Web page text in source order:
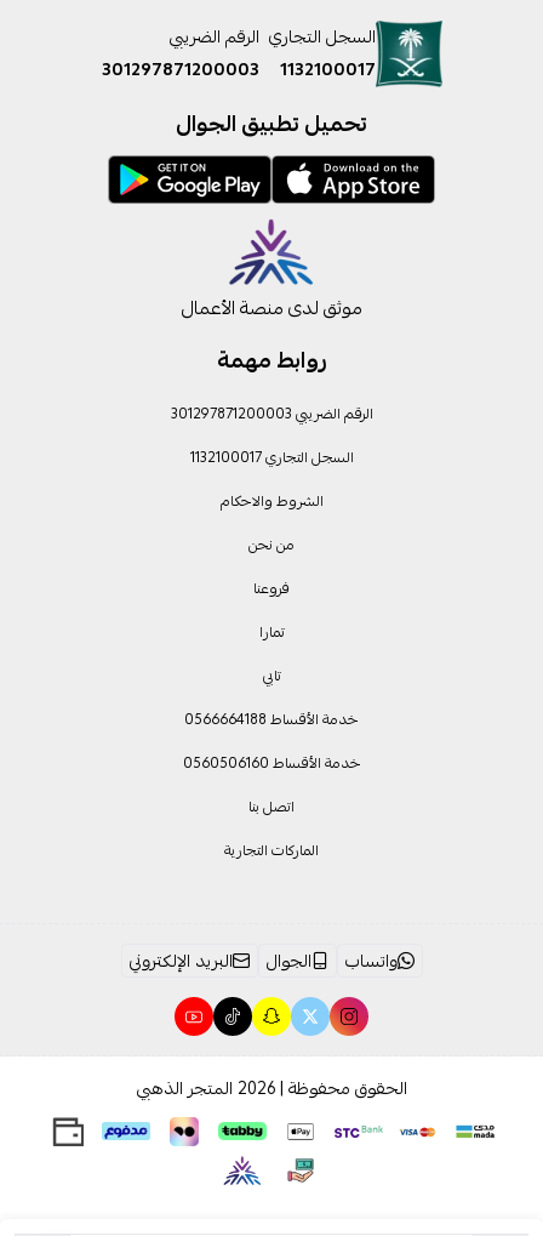
روابط مهمة
الرقم الضريبي 301297871200003
السجل التجاري 1132100017
الشروط والاحكام
من نحن
فروعنا
تمارا
تابي
خدمة الأقساط 0566664188
خدمة الأقساط 0560506160
اتصل بنا
الماركات التجارية
السجل التجاري
1132100017
الرقم الضريبي
301297871200003
تحميل تطبيق الجوال
موثق لدى منصة الأعمال
واتساب الجوال البريد الإلكتروني
الحقوق محفوظة | 2026 المتجر الذهبي